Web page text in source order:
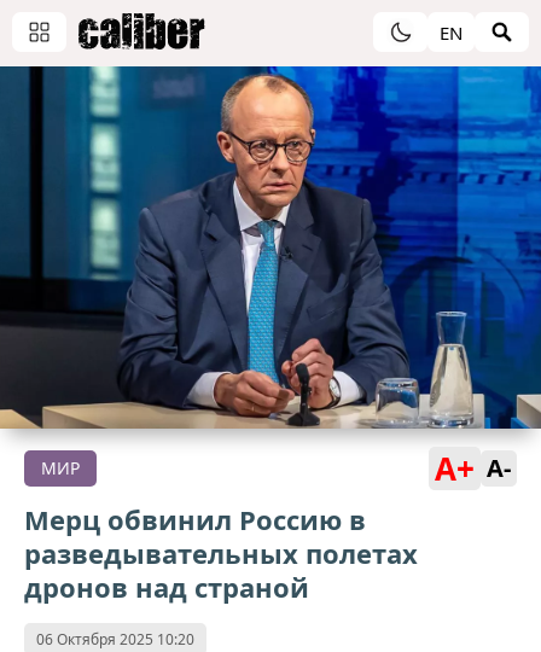
EN
МИР A+ A-
Мерц обвинил Россию в
разведывательных полетах
дронов над страной
06 Октября 2025 10:20